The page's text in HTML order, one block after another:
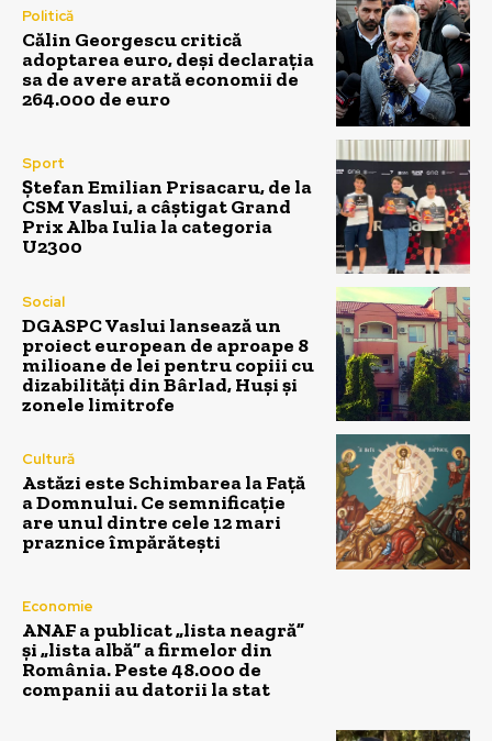
Politică
Călin Georgescu critică
adoptarea euro, deși declarația
sa de avere arată economii de
264.000 de euro
Sport
Ștefan Emilian Prisacaru, de la
CSM Vaslui, a câștigat Grand
Prix Alba Iulia la categoria
U2300
Social
DGASPC Vaslui lansează un
proiect european de aproape 8
milioane de lei pentru copiii cu
dizabilități din Bârlad, Huși și
zonele limitrofe
Cultură
Astăzi este Schimbarea la Față
a Domnului. Ce semnificație
are unul dintre cele 12 mari
praznice împărătești
Economie
ANAF a publicat „lista neagră”
și „lista albă” a firmelor din
România. Peste 48.000 de
companii au datorii la stat